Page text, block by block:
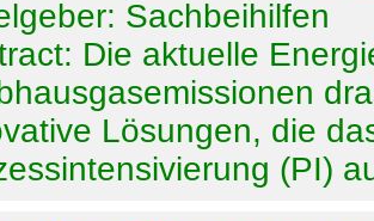
Sachbeihilfen
Die aktuelle
Lösungen, die
(PI)